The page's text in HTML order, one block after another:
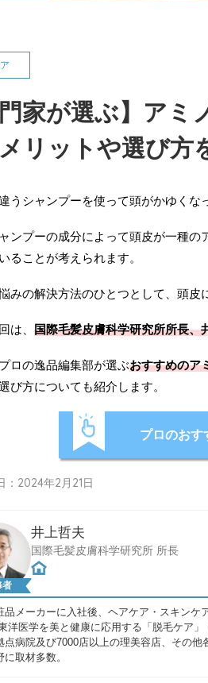
門家が選ぶ】ア
リットや選び方
うシャンプーを使って頭がかゆくな
ンプーの成分によって頭皮が一種
ることが考えられます。
みの解決方法のひとつとして、頭皮
は、 国際毛髪皮膚科学研究所所長、
ロの逸品編集部が選ぶおすすめのア
び方についても紹介します。
プロのおす
：2024年2月21日
者
井上哲夫
国際毛髪皮膚科学研究所 所長
品メーカーに入社後、ヘアケア・スキン
洋医学を美と健康に応用する「脱毛ケア
点病院及び7000店以上の理美容店、その
取材多数。